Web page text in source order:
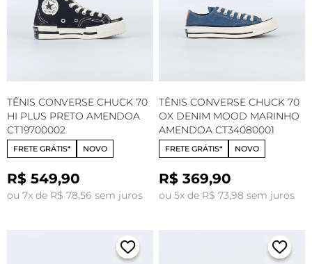
TÊNIS CONVERSE CHUCK 70
HI PLUS PRETO AMENDOA
CT19700002
FRETE GRÁTIS* NOVO
R$ 549,90
ou 7x de R$ 78,56 sem juros
TÊNIS CONVERSE CHUCK 70
OX DENIM MOOD MARINHO
AMENDOA CT34080001
FRETE GRÁTIS* NOVO
R$ 369,90
ou 5x de R$ 73,98 sem juros